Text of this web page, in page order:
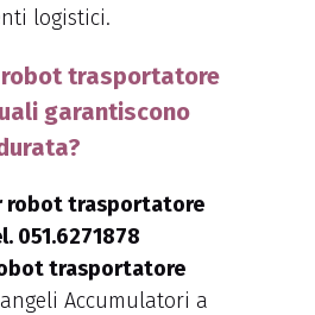
logistici.
trasportatore
garantiscono
trasportatore
Accumulatori a